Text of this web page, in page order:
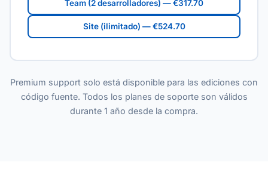
Team (2 desarrolladores) — €317.70
Site (ilimitado) — €524.70
Premium support solo está disponible para las ediciones con
código fuente. Todos los planes de soporte son válidos
durante 1 año desde la compra.